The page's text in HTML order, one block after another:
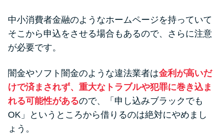
中小消費者金融のようなホームページを持っていて
そこから申込をさせる場合もあるので、さらに注意
が必要です。
闇金やソフト闇金のような違法業者は金利が高いだ
けで済まされず、重大なトラブルや犯罪に巻き込ま
れる可能性があるので、「申し込みブラックでも
OK」というところから借りるのは絶対にやめまし
ょう。